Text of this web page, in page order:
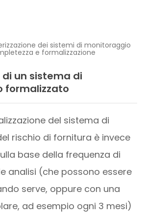
dei sistemi di monitoraggio
e formalizzazione
di un sistema di
formalizzato
del sistema di
rischio di fornitura è invece
base della frequenza di
analisi (che possono essere
serve, oppure con una
ad esempio ogni 3 mesi)